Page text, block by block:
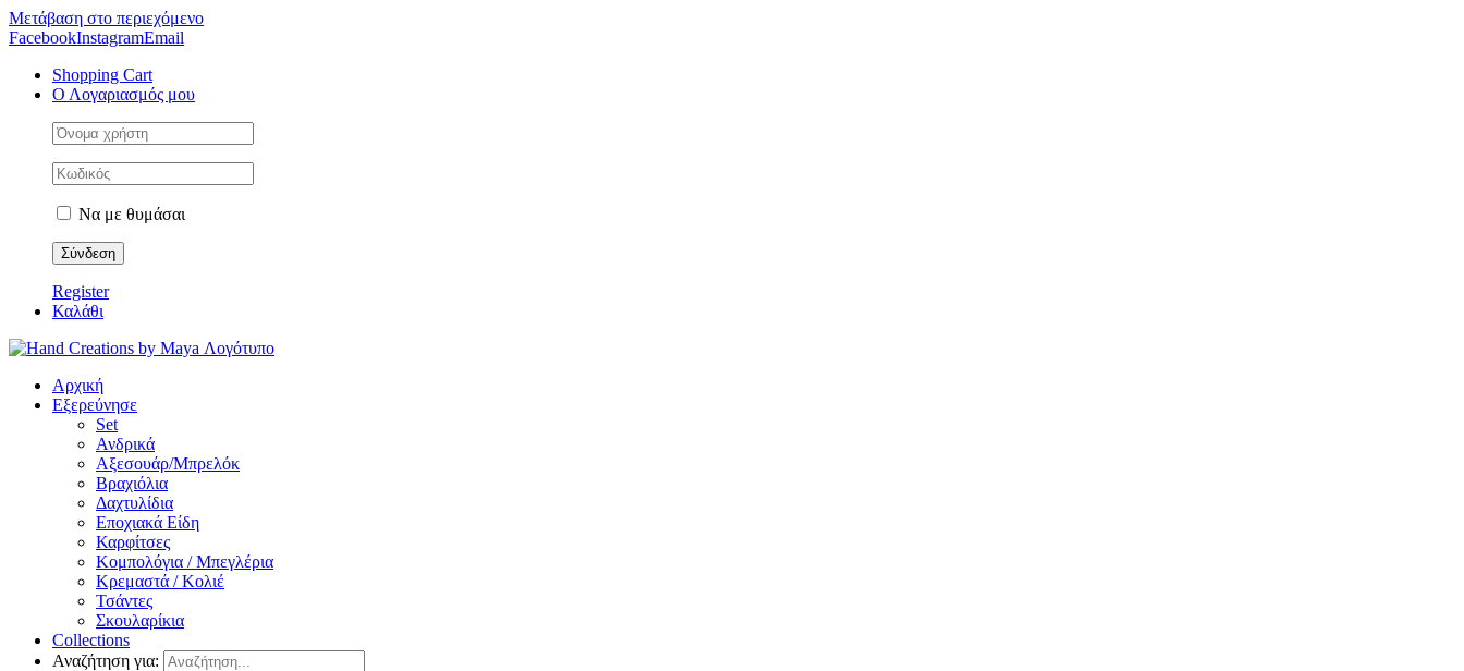
Μετάβαση στο περιεχόμενο
FacebookInstagramEmail
Shopping Cart
Ο Λογαριασμός μου
Να με θυμάσαι
Register
Καλάθι
Αρχική
Εξερεύνησε
Set
Ανδρικά
Αξεσουάρ/Μπρελόκ
Βραχιόλια
Δαχτυλίδια
Εποχιακά Είδη
Καρφίτσες
Κομπολόγια / Μπεγλέρια
Κρεμαστά / Κολιέ
Τσάντες
Σκουλαρίκια
Collections
Αναζήτηση για: